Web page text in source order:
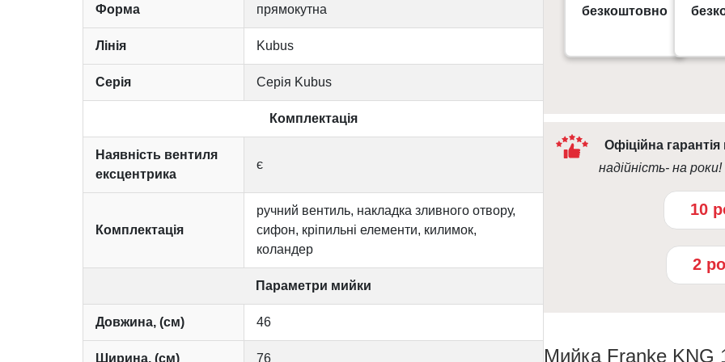
Форма прямокутна
Лінія Kubus
Серія Серія Kubus
Комплектація
Наявність вентиля
ексцентрика
є
Комплектація
ручний вентиль, накладка зливного отвору,
сифон, кріпильні елементи, килимок,
коландер
Параметри мийки
Довжина, (см) 46
Ширина, (см) 76
безкоштовно
Gorodok Gallery
Офіційна
надійність- на роки!
10
2
Мийка Franke KNG